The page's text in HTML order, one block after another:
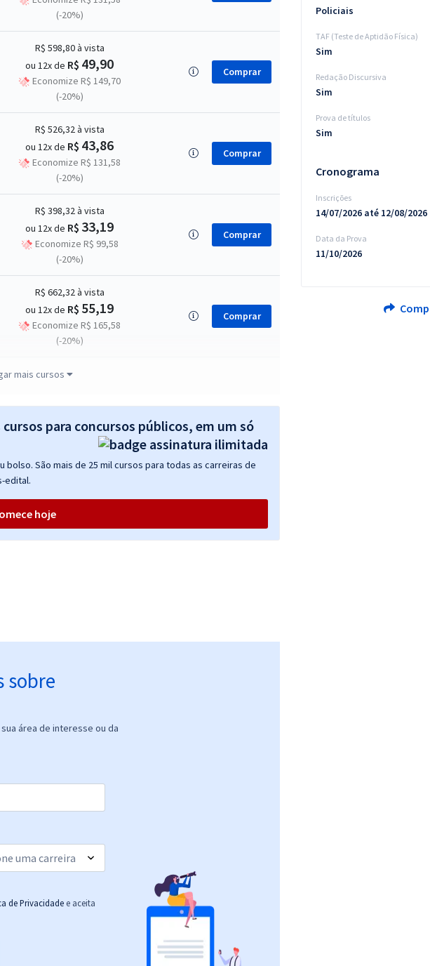
(-20%)
R$ 598,80à vista
ou 12x de R$ 49,90
Economize R$ 149,70
(-20%)
Comprar
R$ 526,32à vista
ou 12x de R$ 43,86
Economize R$ 131,58
(-20%)
Comprar
R$ 398,32à vista
ou 12x de R$ 33,19
Economize R$ 99,58
(-20%)
Comprar
R$ 662,32à vista
ou 12x de R$ 55,19
Economize R$ 165,58
(-20%)
Comprar
R$ 662,32
Economize R$ 165,58
(-20%)
ou 12x de R$86,67
(-20%)
12x deR$158,25 Comprar
mais cursos
para concursos públicos, em um só
São mais de 25 mil cursos para todas as carreiras de
edital.
hoje
sobre
área de interesse ou da
de Privacidade e aceita
Policiais
TAF (Teste de Aptidão Física)
Sim
Redação Discursiva
Sim
Prova de títulos
Sim
Cronograma
Inscrições
14/07/2026 até 12/08/2026
Data da Prova
11/10/2026